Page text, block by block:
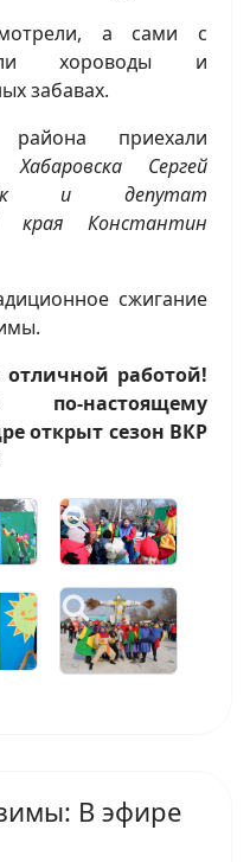
а сами с
хороводы и
забавах.
приехали
Сергей
и депутат
края Константин
сжигание
работой!
настоящему
открыт сезон ВКР
В эфире